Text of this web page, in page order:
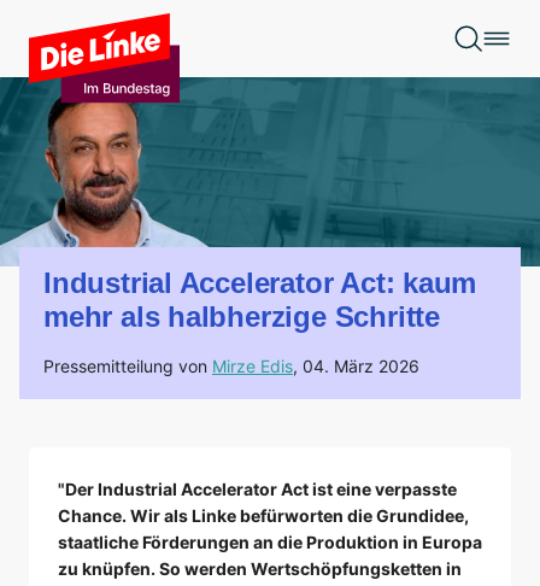
Zum Hauptinhalt springen
Industrial Accelerator Act: kaum
mehr als halbherzige Schritte
Pressemitteilung von Mirze Edis, 04. März 2026
"Der Industrial Accelerator Act ist eine verpasste
Chance. Wir als Linke befürworten die Grundidee,
staatliche Förderungen an die Produktion in Europa
zu knüpfen. So werden Wertschöpfungsketten in